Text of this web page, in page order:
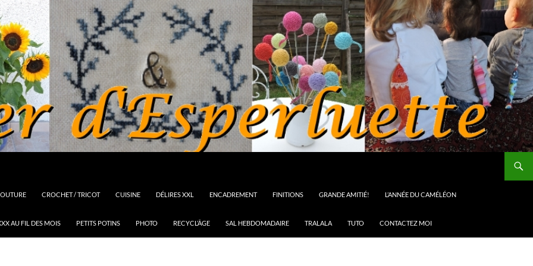
CROCHET / TRICOT CUISINE DÉLIRES XXL ENCADREMENT FINITIONS GRANDE AMITIÉ! L’ANNÉE DU CAMÉLÉON
AU FIL DES MOIS PETITS POTINS PHOTO RECYCL’ÂGE SAL HEBDOMADAIRE TRALALA TUTO CONTACTEZ MOI